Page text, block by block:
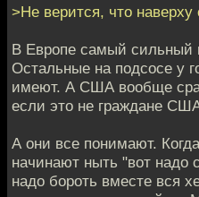
>Не верится, что
В Европе самый сильный
Остальные на подсосе у
имеют. А США вообще
если это не граждане
А они все понимают.
начинают ныть "вот надо
надо бороть вместе вся